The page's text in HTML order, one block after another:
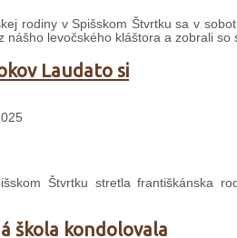
rodiny v Spišskom Štvrtku sa v
nášho levočského kláštora a zobrali
Laudato si
Štvrtku stretla františkánska
škola kondolovala